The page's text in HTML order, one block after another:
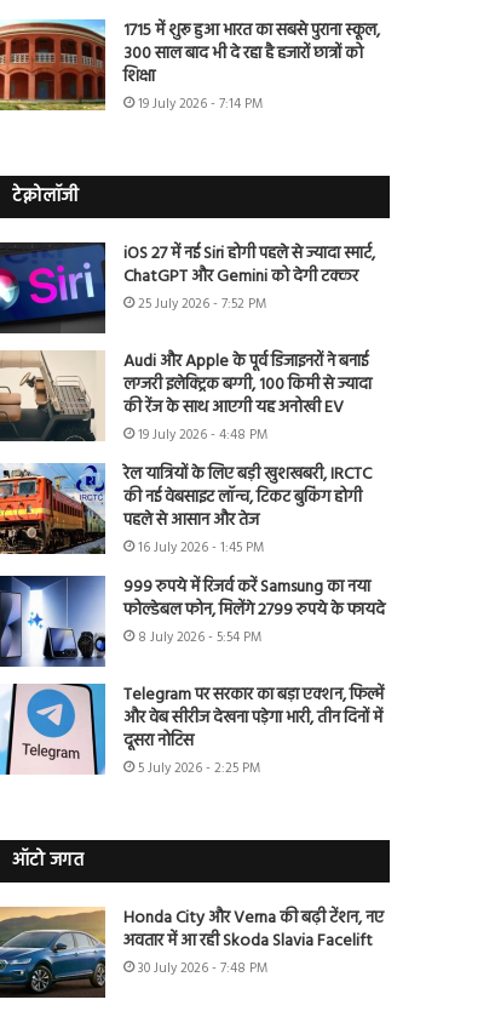
1715 में शुरू हुआ भारत का सबसे पुराना स्कूल,
300 साल बाद भी दे रहा है हजारों छात्रों को
शिक्षा
19 July 2026 - 7:14 PM
टेक्नोलॉजी
iOS 27 में नई Siri होगी पहले से ज्यादा स्मार्ट,
ChatGPT और Gemini को देगी टक्कर
25 July 2026 - 7:52 PM
Audi और Apple के पूर्व डिजाइनरों ने बनाई
लग्जरी इलेक्ट्रिक बग्गी, 100 किमी से ज्यादा
की रेंज के साथ आएगी यह अनोखी EV
19 July 2026 - 4:48 PM
रेल यात्रियों के लिए बड़ी खुशखबरी, IRCTC
की नई वेबसाइट लॉन्च, टिकट बुकिंग होगी
पहले से आसान और तेज
16 July 2026 - 1:45 PM
999 रुपये में रिजर्व करें Samsung का नया
फोल्डेबल फोन, मिलेंगे 2799 रुपये के फायदे
8 July 2026 - 5:54 PM
Telegram पर सरकार का बड़ा एक्शन, फिल्में
और वेब सीरीज देखना पड़ेगा भारी, तीन दिनों में
दूसरा नोटिस
5 July 2026 - 2:25 PM
ऑटो जगत
Honda City और Verna की बढ़ी टेंशन, नए
अवतार में आ रही Skoda Slavia Facelift
30 July 2026 - 7:48 PM